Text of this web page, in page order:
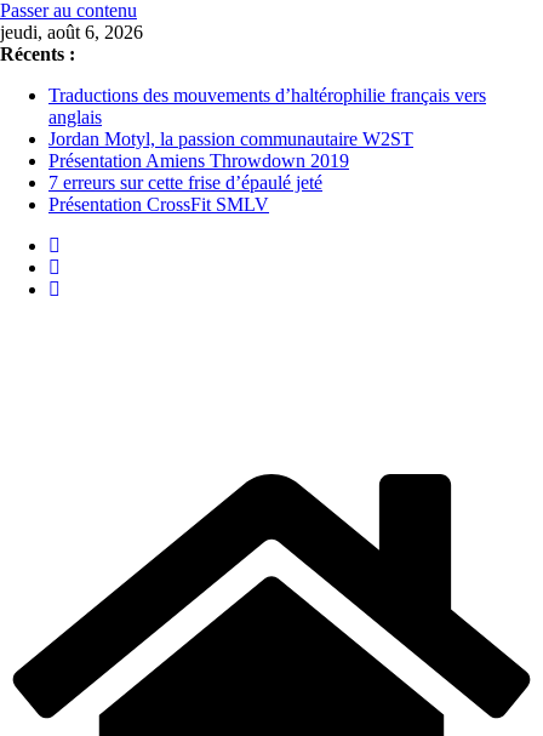
Passer au contenu
jeudi, août 6, 2026
Récents :
Traductions des mouvements d’haltérophilie français vers
anglais
Jordan Motyl, la passion communautaire W2ST
Présentation Amiens Throwdown 2019
7 erreurs sur cette frise d’épaulé jeté
Présentation CrossFit SMLV